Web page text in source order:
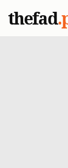
thefad